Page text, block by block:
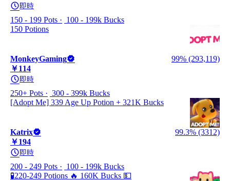
即時
150 - 199 Pots
100 - 199k Bucks
150 Potions
MonkeyGaming
99% (293,119)
￥114
即時
250+ Pots
300 - 399k Bucks
[Adopt Me] 339 Age Up Potion + 321K Bucks
Katrix
99.3% (3312)
￥194
即時
200 - 249 Pots
100 - 199k Bucks
🧪220-249 Potions 🔥 160K Bucks 💵